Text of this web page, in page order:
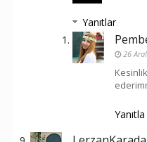
Yanıtlar
26
Yanıtla